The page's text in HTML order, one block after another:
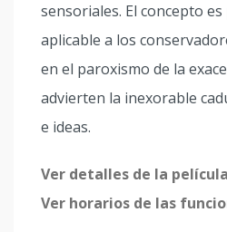
sensoriales. El concepto
aplicable a los
en el paroxismo de la
advierten la inexorable
e ideas.
Ver detalles de la
Ver horarios de las